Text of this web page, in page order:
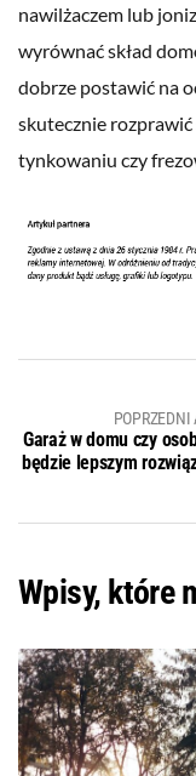
nawilżaczem lub
wyrównać skład
dobrze postawić na
skutecznie rozprawić
tynkowaniu czy
POPRZEDNI
Garaż w domu czy
będzie lepszym
Wpisy, które